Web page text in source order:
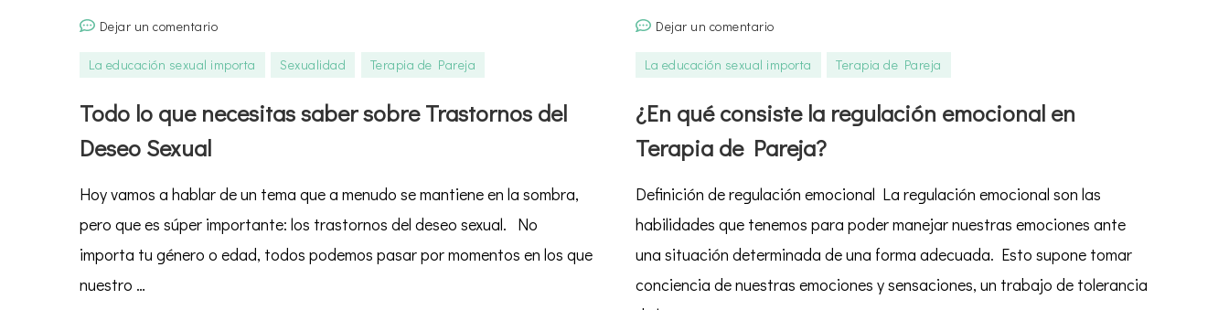
Dejar un comentarioen
lo
necesitas
Trastornos
Deseo
Sexual
La educación sexual importa Sexualidad Terapia de Pareja
Todo lo que necesitas saber sobre Trastornos del
Deseo Sexual
Hoy vamos a hablar de un tema que a menudo se mantiene en la sombra,
pero que es súper importante: los trastornos del deseo sexual. No
importa tu género o edad, todos podemos pasar por momentos en los que
nuestro …
Dejar un comentarioen
qué
la
regulación
en
Pareja?
La educación sexual importa Terapia de Pareja
¿En qué consiste la regulación emocional en
Terapia de Pareja?
Definición de regulación emocional La regulación emocional son las
habilidades que tenemos para poder manejar nuestras emociones ante
una situación determinada de una forma adecuada. Esto supone tomar
conciencia de nuestras emociones y sensaciones, un trabajo de tolerancia